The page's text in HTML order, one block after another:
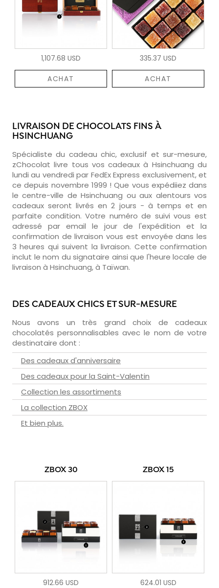
1,107.68 USD
ACHAT
335.37 USD
ACHAT
LIVRAISON DE CHOCOLATS FINS À
HSINCHUANG
Spécialiste du cadeau chic, exclusif et sur-mesure,
zChocolat livre tous vos cadeaux à Hsinchuang du
lundi au vendredi par FedEx Express exclusivement, et
ce depuis novembre 1999 ! Que vous expédiiez dans
le centre-ville de Hsinchuang ou aux alentours vos
cadeaux seront livrés en 2 jours - à temps et en
parfaite condition. Votre numéro de suivi vous est
adressé par email le jour de l'expédition et la
confirmation de livraison vous est envoyée dans les
3 heures qui suivent la livraison. Cette confirmation
inclut le nom du signataire ainsi que l'heure locale de
livraison à Hsinchuang, à Taïwan.
DES CADEAUX CHICS ET SUR-MESURE
Nous avons un très grand choix de cadeaux
chocolatés personnalisables avec le nom de votre
destinataire dont :
Des cadeaux d'anniversaire
Des cadeaux pour la Saint-Valentin
Collection les assortiments
La collection ZBOX
Et bien plus.
ZBOX 30
912.66 USD
ZBOX 15
624.01 USD